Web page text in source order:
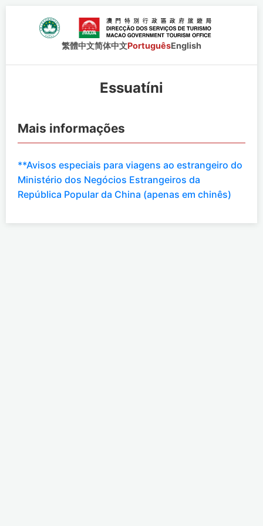
繁體中文简体中文PortuguêsEnglish
Essuatíni
Mais informações
**Avisos especiais para viagens ao estrangeiro do
Ministério dos Negócios Estrangeiros da
República Popular da China (apenas em chinês)